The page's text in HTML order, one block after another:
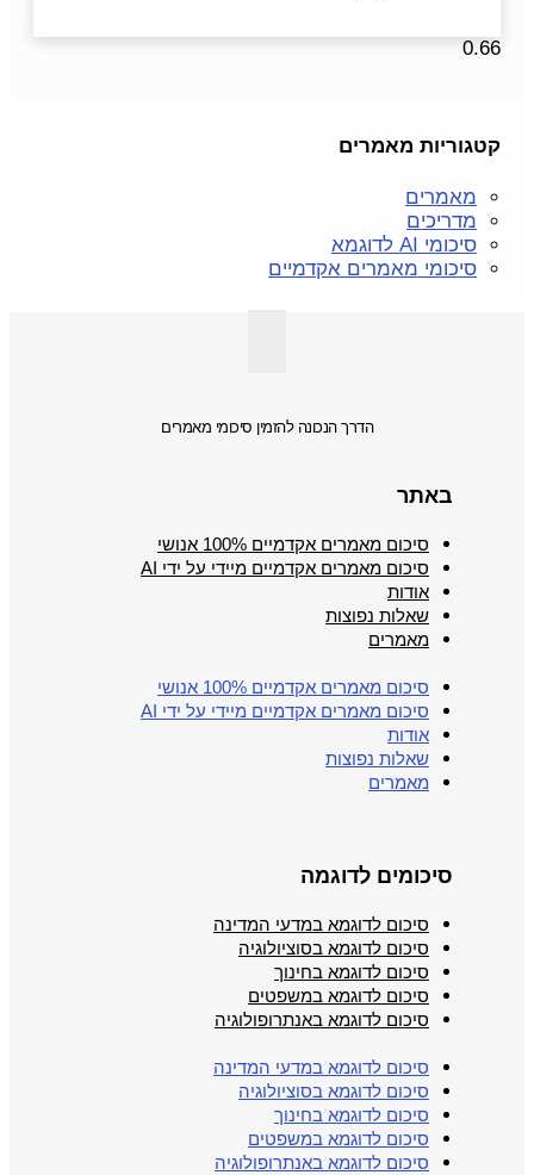
קטגוריות מאמרים
מאמרים
מדריכים
סיכומי AI לדוגמא
סיכומי מאמרים אקדמיים
הדרך הנכונה להזמין סיכומי מאמרים
באתר
סיכום מאמרים אקדמיים 100% אנושי
סיכום מאמרים אקדמיים מיידי על ידי AI
אודות
שאלות נפוצות
מאמרים
סיכום מאמרים אקדמיים 100% אנושי
סיכום מאמרים אקדמיים מיידי על ידי AI
אודות
שאלות נפוצות
מאמרים
סיכומים לדוגמה
סיכום לדוגמא במדעי המדינה
סיכום לדוגמא בסוציולוגיה
סיכום לדוגמא בחינוך
סיכום לדוגמא במשפטים
סיכום לדוגמא באנתרופולוגיה
סיכום לדוגמא במדעי המדינה
סיכום לדוגמא בסוציולוגיה
סיכום לדוגמא בחינוך
סיכום לדוגמא במשפטים
סיכום לדוגמא באנתרופולוגיה